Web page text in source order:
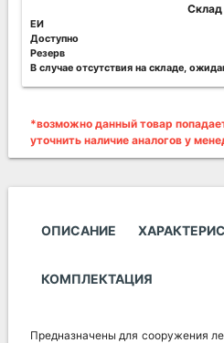
Склад
ЕИ
Доступно
Резерв
В случае отсутствия на складе,
*возможно данный товар
уточнить наличие аналогов у
ОПИСАНИЕ
КОМПЛЕКТАЦИЯ
Предназначены для сооружения